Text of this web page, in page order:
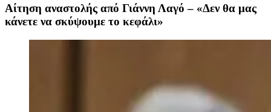
Αίτηση αναστολής από Γιάννη Λαγό – «Δεν θα μας
κάνετε να σκύψουμε το κεφάλι»